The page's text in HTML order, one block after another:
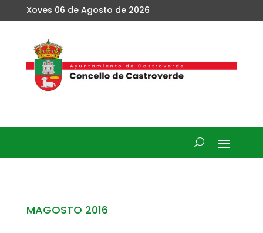
Xoves 06 de Agosto de 2026
MAGOSTO 2016